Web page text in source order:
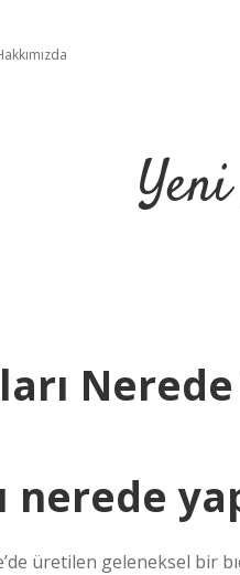
Nerede
nerede
üretilen geleneksel bir